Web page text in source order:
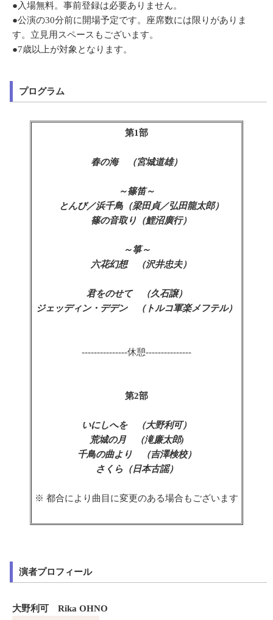
●入場無料。事前登録は必要ありません。
●公演の30分前に開場予定です。座席数には限りがありま
す。立見用スペースもございます。
●7歳以上が対象となります。
プログラム
第1部
春の海 （宮城道雄）
～篠笛～
とんび／浜千鳥（梁田貞／弘田龍太郎）
篠の音取り（鯉沼廣行）
～箏～
六花幻想 （沢井忠夫）
君をのせて （久石譲）
ジェッディン・デデン （トルコ軍楽メフテル）
---------------休憩---------------
第2部
いにしへを （大野利可）
荒城の月 （滝廉太郎)
千鳥の曲より （吉澤検校）
さくら（日本古謡）
※ 都合により曲目に変更のある場合もございます
演者プロフィール
大野利可 Rika OHNO